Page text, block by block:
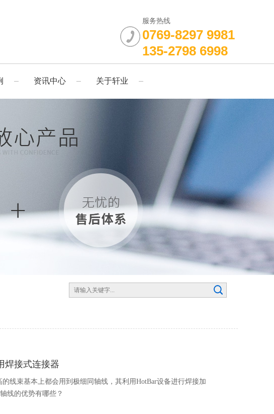
服务热线
0769-8297 9981
135-2798 6998
资讯中心 关于轩业
焊接式连接器
线束基本上都会用到极细同轴线，其利用HotBar设备进行焊接加
线的优势有哪些？